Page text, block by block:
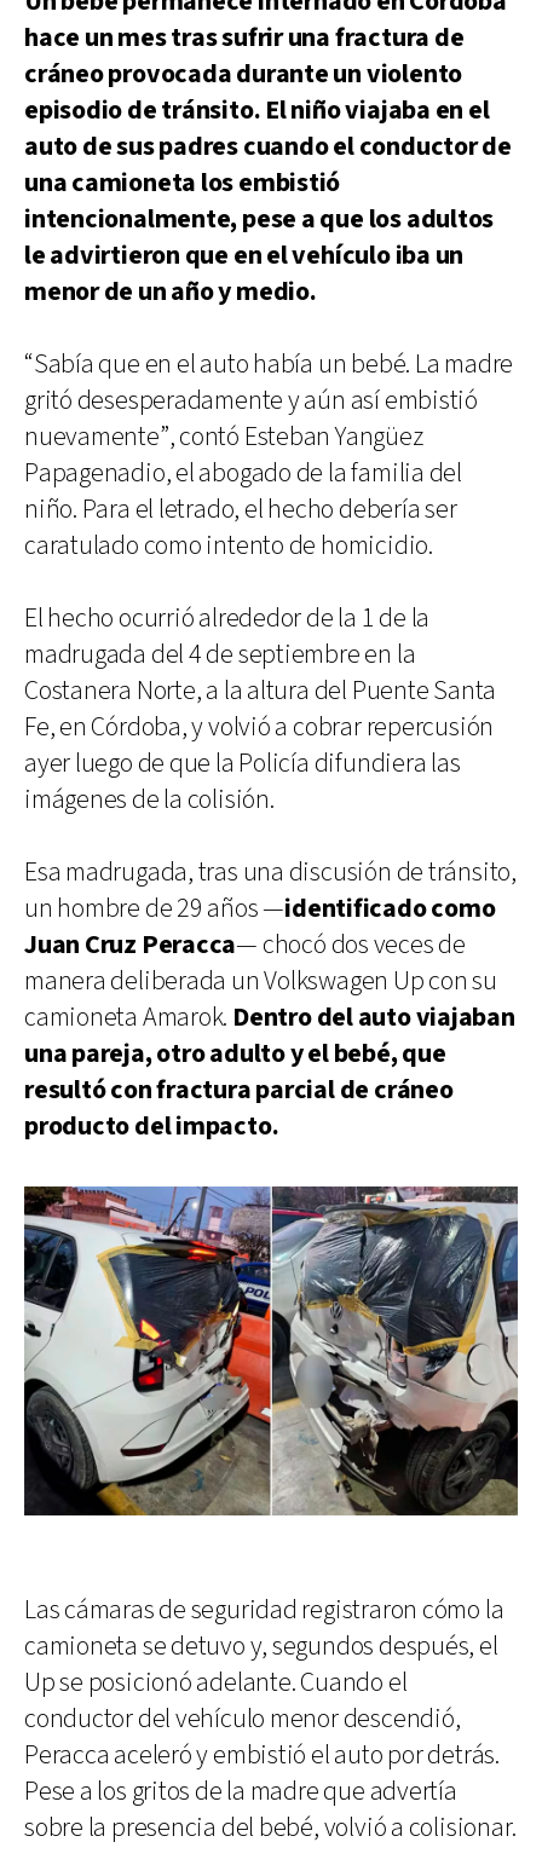
hace un mes tras sufrir una fractura de
cráneo provocada durante un violento
episodio de tránsito. El niño viajaba en el
auto de sus padres cuando el conductor de
una camioneta los embistió
intencionalmente, pese a que los adultos
le advirtieron que en el vehículo iba un
menor de un año y medio.
“Sabía que en el auto había un bebé. La madre
gritó desesperadamente y aún así embistió
nuevamente”, contó Esteban Yangüez
Papagenadio, el abogado de la familia del
niño. Para el letrado, el hecho debería ser
caratulado como intento de homicidio.
El hecho ocurrió alrededor de la 1 de la
madrugada del 4 de septiembre en la
Costanera Norte, a la altura del Puente Santa
Fe, en Córdoba, y volvió a cobrar repercusión
ayer luego de que la Policía difundiera las
imágenes de la colisión.
Esa madrugada, tras una discusión de tránsito,
un hombre de 29 años —identificado como
Juan Cruz Peracca— chocó dos veces de
manera deliberada un Volkswagen Up con su
camioneta Amarok. Dentro del auto viajaban
una pareja, otro adulto y el bebé, que
resultó con fractura parcial de cráneo
producto del impacto.
Las cámaras de seguridad registraron cómo la
camioneta se detuvo y, segundos después, el
Up se posicionó adelante. Cuando el
conductor del vehículo menor descendió,
Peracca aceleró y embistió el auto por detrás.
Pese a los gritos de la madre que advertía
sobre la presencia del bebé, volvió a colisionar.